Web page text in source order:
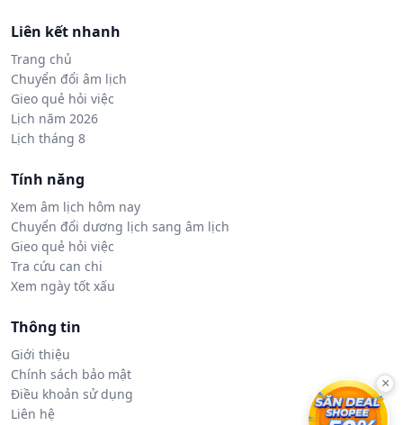
Liên kết nhanh
Trang chủ
Chuyển đổi âm lịch
Gieo quẻ hỏi việc
Lịch năm 2026
Lịch tháng 8
Tính năng
Xem âm lịch hôm nay
Chuyển đổi dương lịch sang âm lịch
Gieo quẻ hỏi việc
Tra cứu can chi
Xem ngày tốt xấu
Thông tin
Giới thiệu
Chính sách bảo mật
Điều khoản sử dụng
Liên hệ
×